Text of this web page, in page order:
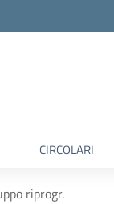
CIRCOLARI
riprogr.